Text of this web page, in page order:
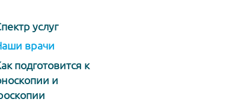
услуг
врачи
подготовится к
и